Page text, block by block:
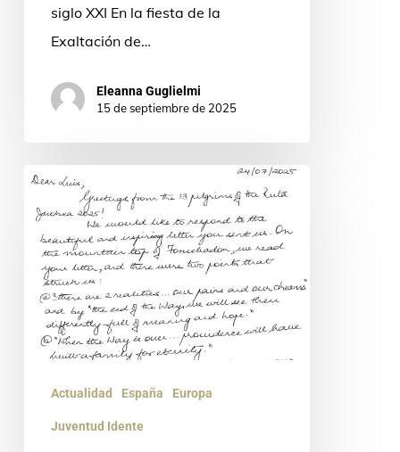
siglo XXI En la fiesta de la
Exaltación de…
Eleanna Guglielmi
15 de septiembre de 2025
A
los
Peregrinos
Jacobeos
Identes
2025
Actualidad España Europa
Juventud Idente